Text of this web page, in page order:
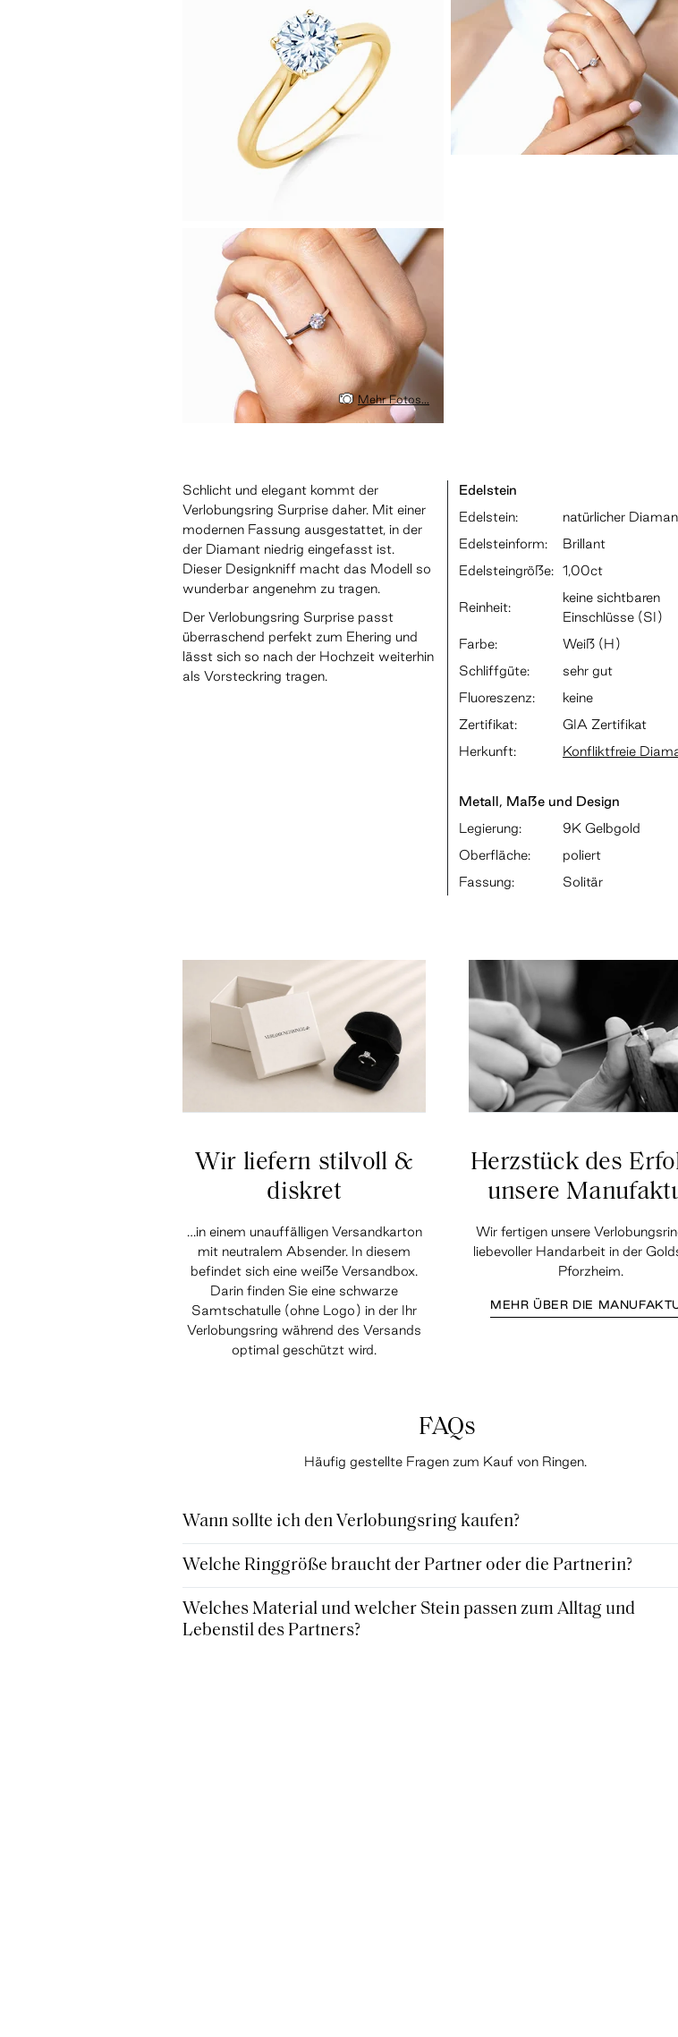
Mehr Fotos...
Schlicht und elegant kommt der
Verlobungsring Surprise daher. Mit einer
modernen Fassung ausgestattet, in der
der Diamant niedrig eingefasst ist.
Dieser Designkniff macht das Modell so
wunderbar angenehm zu tragen.
Der Verlobungsring Surprise passt
überraschend perfekt zum Ehering und
lässt sich so nach der Hochzeit weiterhin
als Vorsteckring tragen.
Edelstein
Edelstein:
natürlicher
Edelsteinform:
Brillant
Edelsteingröße: 1,00ct
Reinheit:
keine sichtbaren
Einschlüsse (SI)
Farbe:
Weiß (H)
Schliffgüte:
sehr gut
Fluoreszenz:
keine
Zertifikat:
GIA Zertifikat
Herkunft:
Konfliktfreie
Metall, Maße und Design
Legierung:
9K Gelbgold
Oberfläche:
poliert
Fassung:
Solitär
Wir liefern stilvoll &
diskret
…in einem unauffälligen Versandkarton
mit neutralem Absender. In diesem
befindet sich eine weiße Versandbox.
Darin finden Sie eine schwarze
Samtschatulle (ohne Logo) in der Ihr
Verlobungsring während des Versands
optimal geschützt wird.
Herzstück des
unsere
Wir fertigen unsere
liebevoller Handarbeit in der
Pforzheim.
MEHR ÜBER DIE
FAQs
Häufig gestellte Fragen zum Kauf von Ringen.
Wann sollte ich den Verlobungsring kaufen?
Welche Ringgröße braucht der Partner oder die Partnerin?
Welches Material und welcher Stein passen zum Alltag und
Lebenstil des Partners?